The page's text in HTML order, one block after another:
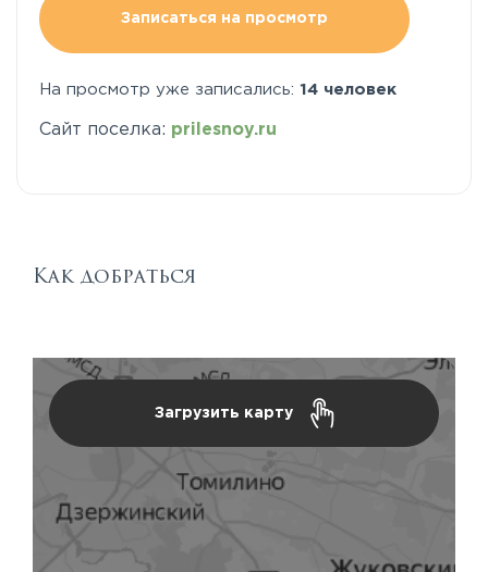
Записаться на просмотр
На просмотр уже записались: 14 человек
Сайт поселка: prilesnoy.ru
Как добраться
Загрузить карту